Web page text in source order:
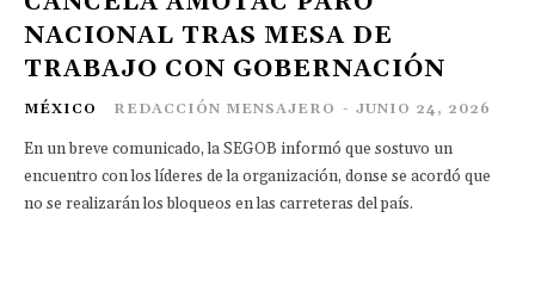
NACIONAL TRAS MESA DE
TRABAJO CON GOBERNACIÓN
MÉXICO REDACCIÓN MENSAJERO - JUNIO 24, 2026
En un breve comunicado, la SEGOB informó que sostuvo un
encuentro con los líderes de la organización, donse se acordó que
no se realizarán los bloqueos en las carreteras del país.